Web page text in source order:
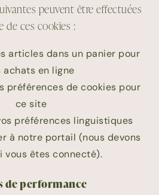
peuvent être effectuées
de ces cookies :
articles dans un panier pour
achats en ligne
préférences de cookies pour
ce site
préférences linguistiques
à notre portail (nous devons
vous êtes connecté).
de performance